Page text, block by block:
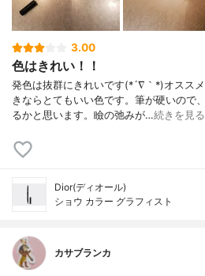
3.00
色はきれい！！
発色は抜群にきれいです(*´∇｀*)オスス
きならとてもいい色です。筆が硬いので
るかと思います。瞼の弛みが…続きを見る
Dior(ディオール)
ショウ カラー グラフィスト
カサブランカ